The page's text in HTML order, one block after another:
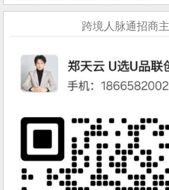
跨境人脉通招商